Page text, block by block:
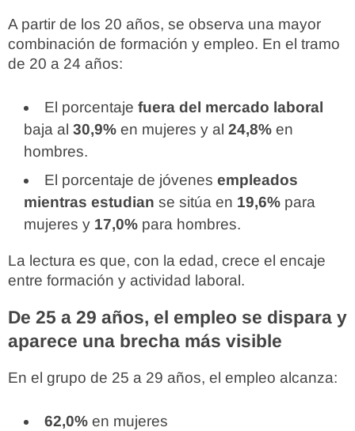
A partir de los 20 años, se observa una mayor
combinación de formación y empleo. En el tramo
de 20 a 24 años:
El porcentaje fuera del mercado laboral
baja al 30,9% en mujeres y al 24,8% en
hombres.
El porcentaje de jóvenes empleados
mientras estudian se sitúa en 19,6% para
mujeres y 17,0% para hombres.
La lectura es que, con la edad, crece el encaje
entre formación y actividad laboral.
De 25 a 29 años, el empleo se dispara y
aparece una brecha más visible
En el grupo de 25 a 29 años, el empleo alcanza:
62,0% en mujeres